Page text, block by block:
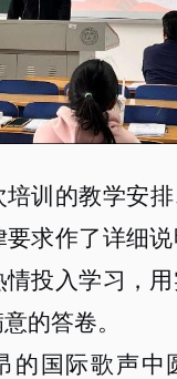
训的教学安排
求作了详细
情投入学习，
的答卷。
的国际歌声中